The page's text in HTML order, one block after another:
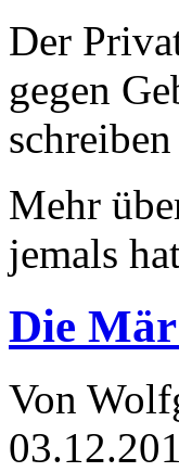
Der
gegen
Mehr
jemals
Die
Von